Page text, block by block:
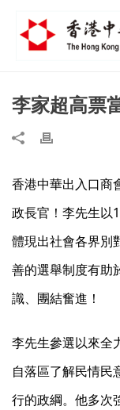
李家超高票
香港中華出入口商
政長官！李先生以
體現出社會各界別
善的選舉制度有助
識、團結奮進！
李先生參選以來全
自落區了解民情民
行的政綱。他多次